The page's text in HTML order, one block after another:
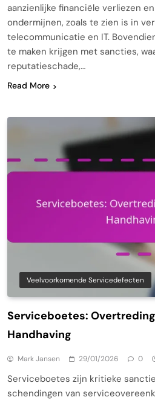
aanzienlijke financiële verliezen
ondermijnen, zoals te zien is in
telecommunicatie en IT.
te maken krijgen met sancties,
reputatieschade,…
Read More
Veelvoorkomende Servicedefecten
Serviceboetes:
Handhaving
Mark Jansen 29/01/2026 0
Serviceboetes zijn kritieke
schendingen van